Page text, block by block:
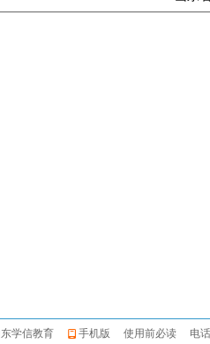
东学信教育 手机版 使用前必读 电话